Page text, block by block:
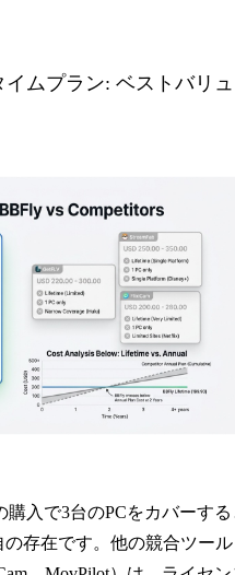
ムプラン: ベストバリュ
入で3台のPCをカバーする
存在です。他の競合ツール